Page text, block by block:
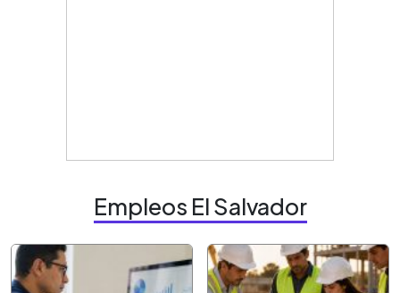
Empleos El Salvador